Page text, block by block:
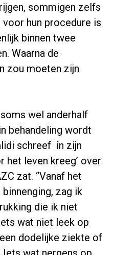
sommigen zelfs
voor hun procedure is
binnen twee
Waarna de
zou moeten zijn
wel anderhalf
behandeling wordt
schreef in zijn
het leven kreeg’ over
zat. “Vanaf het
zag ik
die ik niet
wat niet leek op
dodelijke ziekte of